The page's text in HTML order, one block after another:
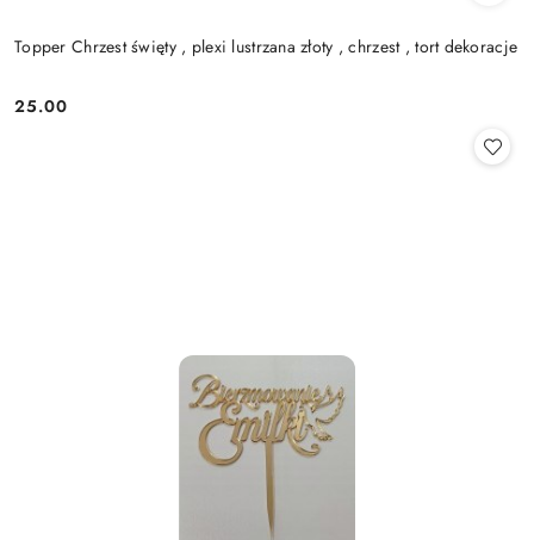
Topper Chrzest święty , plexi lustrzana złoty , chrzest , tort dekoracje
Cena:
25.00